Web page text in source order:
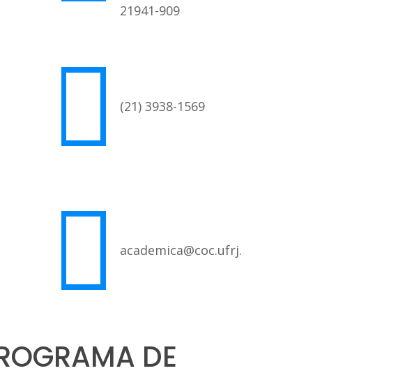
21941-909
(21) 3938-1569
academica@coc.ufrj.br
DE